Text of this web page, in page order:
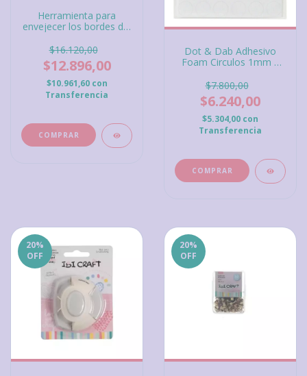
Herramienta para
envejecer los bordes del
Distressing Tool
$16.120,00
$12.896,00
$10.961,60 con
Transferencia
Dot & Dab Adhesivo
Foam Circulos 1mm x
circulos
$7.800,00
$6.240,00
$5.304,00 con
Transferencia
20%
OFF
20%
OFF